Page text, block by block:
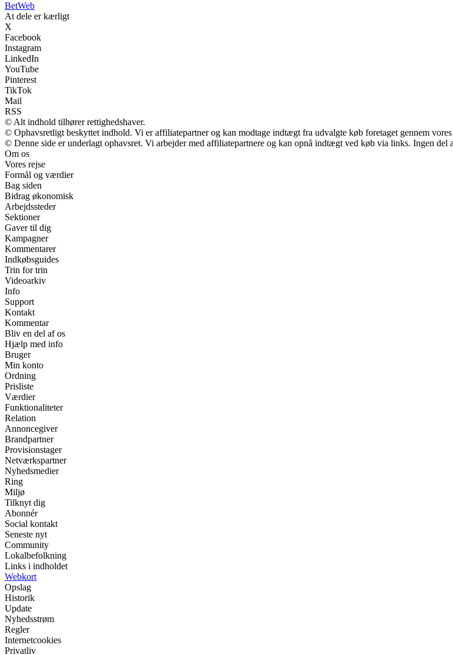
BetWeb
At dele er kærligt
X
Facebook
Instagram
LinkedIn
YouTube
Pinterest
TikTok
Mail
RSS
© Alt indhold tilhører rettighedshaver.
© Ophavsretligt beskyttet indhold. Vi er affiliatepartner og kan modtage indtægt fra udvalgte køb foretaget gennem vores
© Denne side er underlagt ophavsret. Vi arbejder med affiliatepartnere og kan opnå indtægt ved køb via links. Ingen del
Om os
Vores rejse
Formål og værdier
Bag siden
Bidrag økonomisk
Arbejdssteder
Sektioner
Gaver til dig
Kampagner
Kommentarer
Indkøbsguides
Trin for trin
Videoarkiv
Info
Support
Kontakt
Kommentar
Bliv en del af os
Hjælp med info
Bruger
Min konto
Ordning
Prisliste
Værdier
Funktionaliteter
Relation
Annoncegiver
Brandpartner
Provisionstager
Netværkspartner
Nyhedsmedier
Ring
Miljø
Tilknyt dig
Abonnér
Social kontakt
Seneste nyt
Community
Lokalbefolkning
Links i indholdet
Webkort
Opslag
Historik
Update
Nyhedsstrøm
Regler
Internetcookies
Privatliv